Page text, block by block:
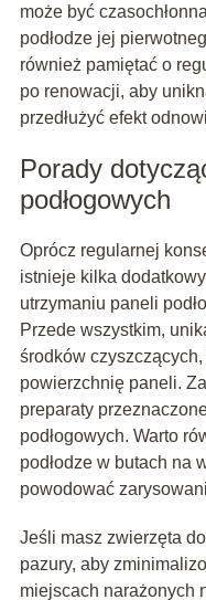
może być
podłodze jej
również pamiętać o
po renowacji, aby
przedłużyć efekt
Porady
podłogowych
Oprócz regularnej
istnieje kilka
utrzymaniu paneli
Przede wszystkim,
środków
powierzchnię paneli.
preparaty
podłogowych. Warto
podłodze w butach na
powodować
Jeśli masz zwierzęta
pazury, aby
miejscach narażonych